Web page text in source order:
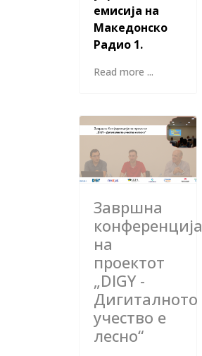
емисија на
Македонско
Радио 1.
Read more ...
Завршна
конференција
на
проектот
„DIGY -
Дигиталното
учество е
лесно“